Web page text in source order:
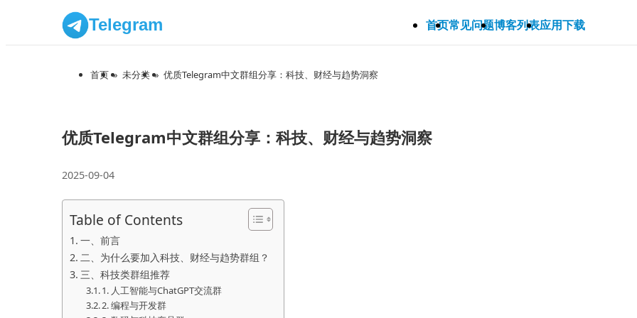
Telegram 首页常见问题博客列表应用下载
首页 » 未分类 » 优质Telegram中文群组分享：科技、财经与趋势洞察
优质Telegram中文群组分享：科技、财经与趋势洞察
2025-09-04
Table of Contents
一、前言
二、为什么要加入科技、财经与趋势群组？
三、科技类群组推荐
1. 人工智能与ChatGPT交流群
2. 编程与开发群